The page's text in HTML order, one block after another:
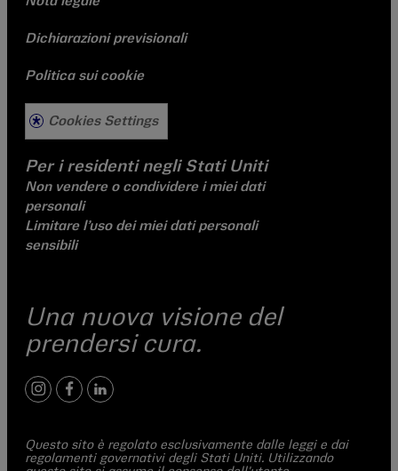
Una nuova visione del
prendersi cura.
instagram
facebook
linkedIn
Dichiarazioni previsionali
Politica sui cookie
Cookies Settings
Per i residenti negli Stati Uniti
Non vendere o condividere i miei dati
personali
Limitare l’uso dei miei dati personali
sensibili
Questo sito è regolato esclusivamente dalle leggi e dai
regolamenti governativi degli Stati Uniti. Utilizzando